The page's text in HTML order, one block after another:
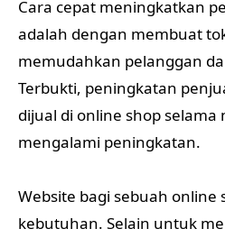
Cara cepat meningkatkan
adalah dengan membuat
memudahkan pelanggan
Terbukti, peningkatan
dijual di online shop selama
mengalami peningkatan.
Website bagi sebuah online
kebutuhan. Selain untuk